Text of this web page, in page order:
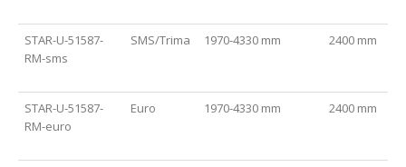
STAR-U-51587-
RM-sms
SMS/Trima 1970-4330 mm 2400 mm
STAR-U-51587-
RM-euro
Euro 1970-4330 mm 2400 mm